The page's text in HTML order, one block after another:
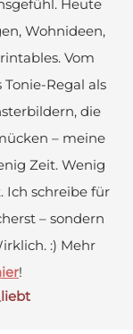
Heute
Wohnideen,
Vom
Regal als
die
– meine
Zeit. Wenig
Ich schreibe für
– sondern
:) Mehr
!